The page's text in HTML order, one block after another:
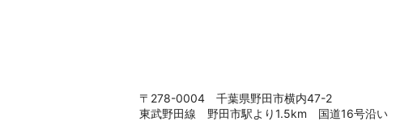
〒278-0004 千葉県野田市横内47-2
東武野田線 野田市駅より1.5km 国道16号沿い